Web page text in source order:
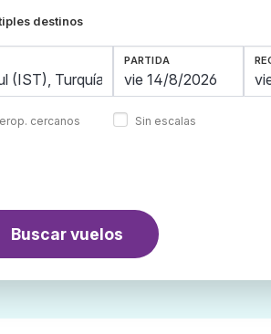
destinos
cercanos
PARTIDA
Sin escalas
Buscar vuelos